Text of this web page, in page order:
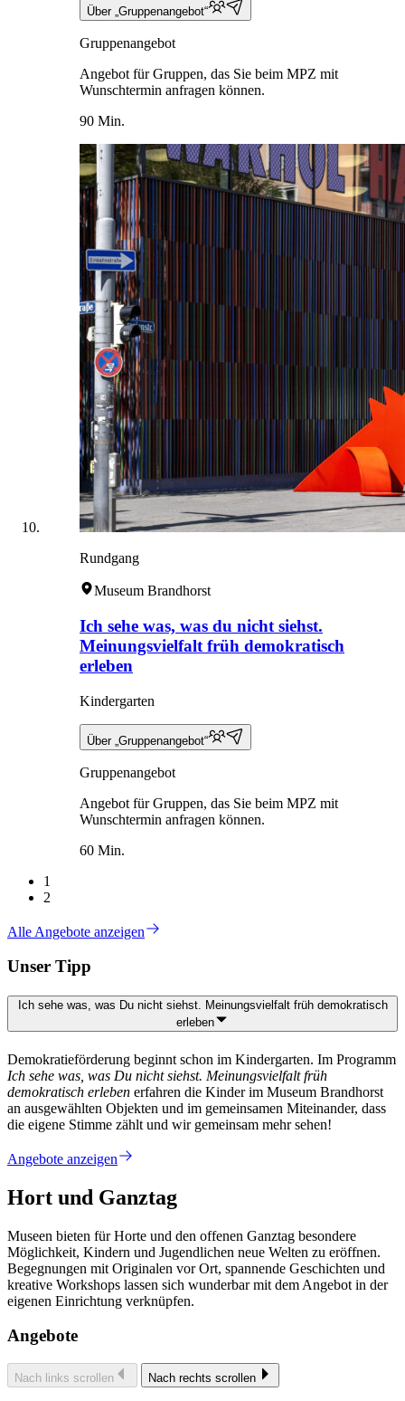
Über „Gruppenangebot“
Gruppenangebot
Angebot für Gruppen, das Sie beim MPZ mit
Wunschtermin anfragen können.
90 Min.
Rundgang
Museum Brandhorst
Ich sehe was, was du nicht siehst.
Meinungsvielfalt früh demokratisch
erleben
Kindergarten
Über „Gruppenangebot“
Gruppenangebot
Angebot für Gruppen, das Sie beim MPZ mit
Wunschtermin anfragen können.
60 Min.
1
2
Alle Angebote anzeigen
Unser Tipp
Ich sehe was, was Du nicht siehst. Meinungsvielfalt früh demokratisch
erleben
Demokratieförderung beginnt schon im Kindergarten. Im Programm
Ich sehe was, was Du nicht siehst. Meinungsvielfalt früh
demokratisch erleben erfahren die Kinder im Museum Brandhorst
an ausgewählten Objekten und im gemeinsamen Miteinander, dass
die eigene Stimme zählt und wir gemeinsam mehr sehen!
Angebote anzeigen
Hort und Ganztag
Museen bieten für Horte und den offenen Ganztag besondere
Möglichkeit, Kindern und Jugendlichen neue Welten zu eröffnen.
Begegnungen mit Originalen vor Ort, spannende Geschichten und
kreative Workshops lassen sich wunderbar mit dem Angebot in der
eigenen Einrichtung verknüpfen.
Angebote
Nach links scrollen Nach rechts scrollen